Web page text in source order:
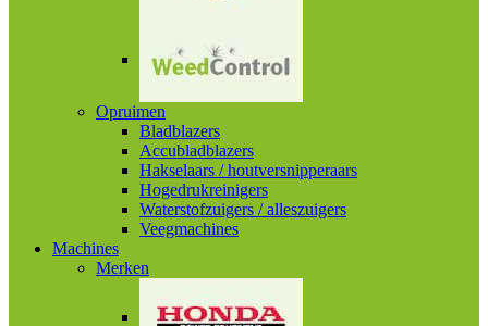
Opruimen
Bladblazers
Accubladblazers
Hakselaars / houtversnipperaars
Hogedrukreinigers
Waterstofzuigers / alleszuigers
Veegmachines
Machines
Merken